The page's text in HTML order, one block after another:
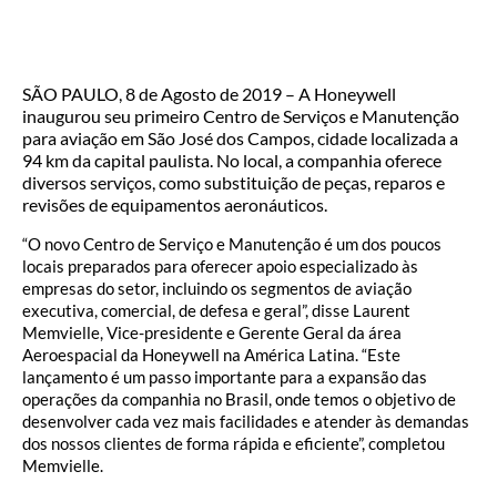
SÃO PAULO, 8 de Agosto de 2019 – A Honeywell
inaugurou seu primeiro Centro de Serviços e Manutenção
para aviação em São José dos Campos, cidade localizada a
94 km da capital paulista. No local, a companhia oferece
diversos serviços, como substituição de peças, reparos e
revisões de equipamentos aeronáuticos.
“O novo Centro de Serviço e Manutenção é um dos poucos
locais preparados para oferecer apoio especializado às
empresas do setor, incluindo os segmentos de aviação
executiva, comercial, de defesa e geral”, disse Laurent
Memvielle, Vice-presidente e Gerente Geral da área
Aeroespacial da Honeywell na América Latina. “Este
lançamento é um passo importante para a expansão das
operações da companhia no Brasil, onde temos o objetivo de
desenvolver cada vez mais facilidades e atender às demandas
dos nossos clientes de forma rápida e eficiente”, completou
Memvielle.